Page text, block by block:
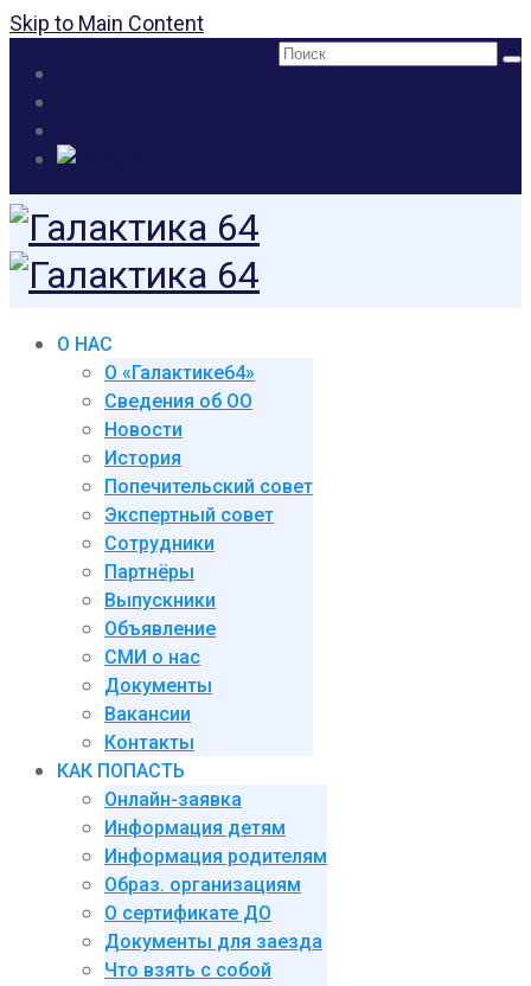
Skip to Main Content
Поиск:
О НАС
О «Галактике64»
Сведения об ОО
Новости
История
Попечительский совет
Экспертный совет
Сотрудники
Партнёры
Выпускники
Объявление
СМИ о нас
Документы
Вакансии
Контакты
КАК ПОПАСТЬ
Онлайн-заявка
Информация детям
Информация родителям
Образ. организациям
О сертификате ДО
Документы для заезда
Что взять с собой